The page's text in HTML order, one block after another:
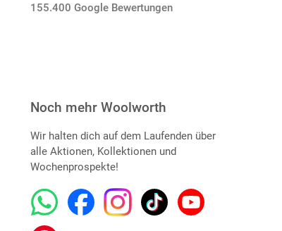
155.400 Google Bewertungen
Noch mehr Woolworth
Wir halten dich auf dem Laufenden über
alle Aktionen, Kollektionen und
Wochenprospekte!